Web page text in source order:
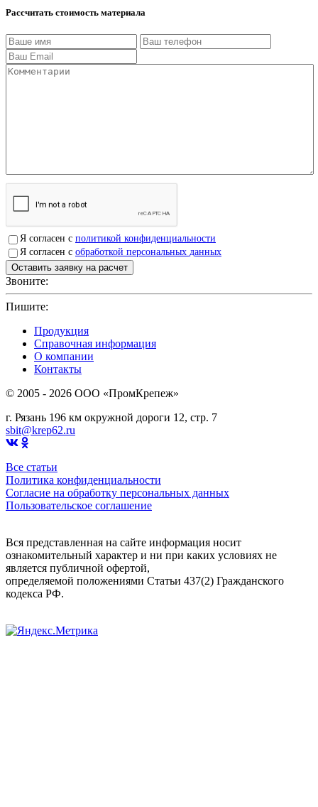
Рассчитать стоимость материала
Я согласен с политикой конфиденциальности
Я согласен с обработкой персональных данных
Звоните:
Пишите:
Продукция
Справочная информация
О компании
Контакты
© 2005 - 2026 OOO «ПромКрепеж»
г. Рязань 196 км окружной дороги 12, стр. 7
sbit@krep62.ru
Все статьи
Политика конфиденциальности
Согласие на обработку персональных данных
Пользовательское соглашение
Вся представленная на сайте информация носит
ознакомительный характер и ни при каких условиях не
является публичной офертой,
определяемой положениями Статьи 437(2) Гражданского
кодекса РФ.